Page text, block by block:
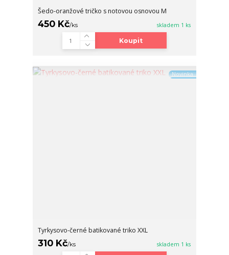
Šedo-oranžové tričko s notovou osnovou M
450 Kč/ks skladem 1 ks
Koupit
Novinka
Tyrkysovo-černé batikované triko XXL
310 Kč/ks skladem 1 ks